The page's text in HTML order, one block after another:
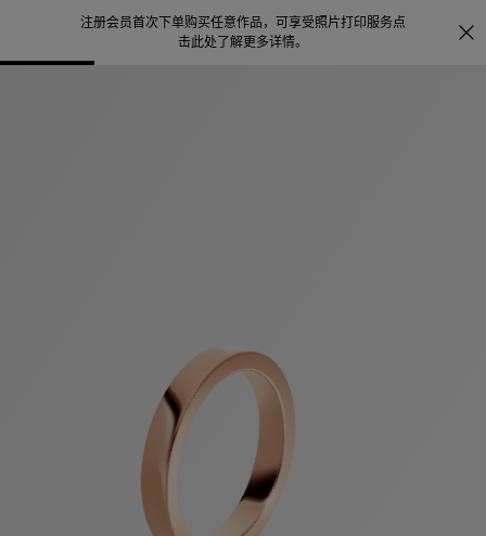
注册会员首次下单购买任意作品，可享受照片打印服务点
击此处了解更多详情。